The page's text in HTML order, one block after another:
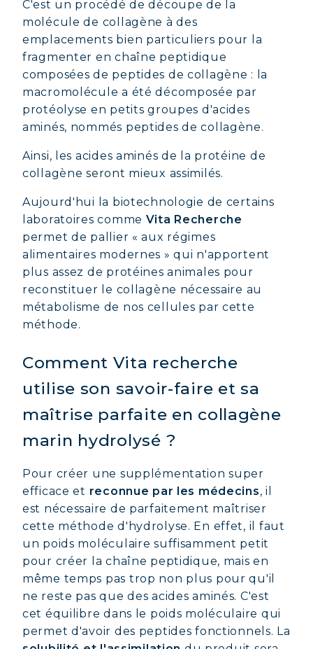
COLLAGÈNE MARIN : PEAU,
ARTICULATIONS & VITALITÉ
C'est un procédé de découpe de la
molécule de collagène à des
emplacements bien particuliers pour la
fragmenter en chaîne peptidique
composées de peptides de collagène : la
macromolécule a été décomposée par
protéolyse en petits groupes d'acides
aminés, nommés peptides de collagène.
Ainsi, les acides aminés de la protéine de
collagène seront mieux assimilés.
Aujourd'hui la biotechnologie de certains
laboratoires comme Vita Recherche
permet de pallier « aux régimes
alimentaires modernes » qui n'apportent
plus assez de protéines animales pour
reconstituer le collagène nécessaire au
métabolisme de nos cellules par cette
méthode.
Comment Vita recherche
utilise son savoir-faire et sa
maîtrise parfaite en collagène
marin hydrolysé ?
Pour créer une supplémentation super
efficace et reconnue par les médecins, il
est nécessaire de parfaitement maîtriser
cette méthode d'hydrolyse. En effet, il faut
un poids moléculaire suffisamment petit
pour créer la chaîne peptidique, mais en
même temps pas trop non plus pour qu'il
ne reste pas que des acides aminés. C'est
cet équilibre dans le poids moléculaire qui
permet d'avoir des peptides fonctionnels. La